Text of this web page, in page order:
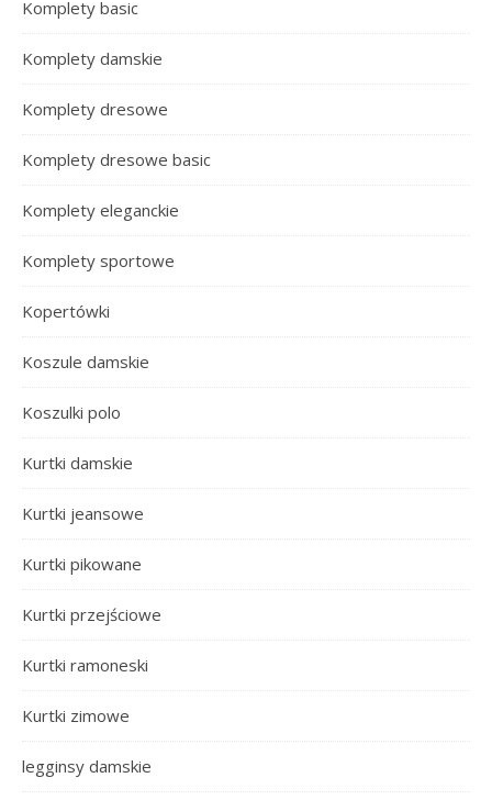
Komplety basic
Komplety damskie
Komplety dresowe
Komplety dresowe basic
Komplety eleganckie
Komplety sportowe
Kopertówki
Koszule damskie
Koszulki polo
Kurtki damskie
Kurtki jeansowe
Kurtki pikowane
Kurtki przejściowe
Kurtki ramoneski
Kurtki zimowe
legginsy damskie